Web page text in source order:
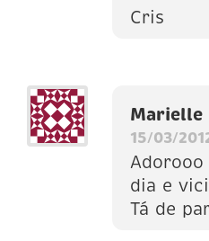
Cris
Marielle
15/03/
dia e
Tá de